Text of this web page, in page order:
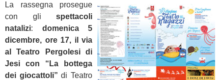
La rassegna prosegue
con gli spettacoli
natalizi: domenica 5
dicembre, ore 17, il via
al Teatro Pergolesi di
Jesi con “La bottega
dei giocattoli” di Teatro